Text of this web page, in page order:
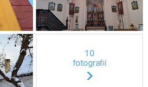
10
fotografií